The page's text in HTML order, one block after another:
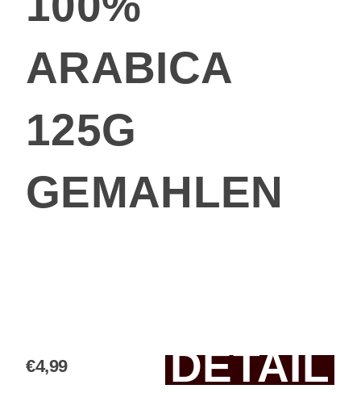
ARABICA
125G
GEMAHLEN
€4,99 DETAIL